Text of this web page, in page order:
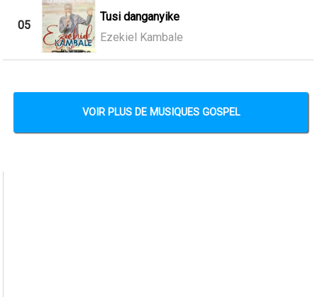
05
Tusi danganyike
Ezekiel Kambale
VOIR PLUS DE MUSIQUES GOSPEL